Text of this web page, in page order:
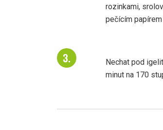
rozinkami,
pečícím
Nechat pod
minut na 170